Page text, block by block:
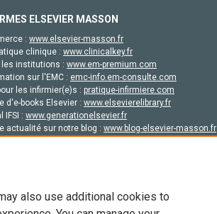
ELSEVIER MASSON
: www.elsevier-masson.fr
clinique : www.clinicalkey.fr
les institutions : www.em-premium.com
sur l'EMC : emc-info.em-consulte.com
les infirmier(e)s : pratique-infirmiere.com
d'e-books Elsevier : www.elsevierelibrary.fr
IFSI : www.generationelsevier.fr
actualité sur notre blog : www.blog-elsevier-masson.fr
also use additional cookies to